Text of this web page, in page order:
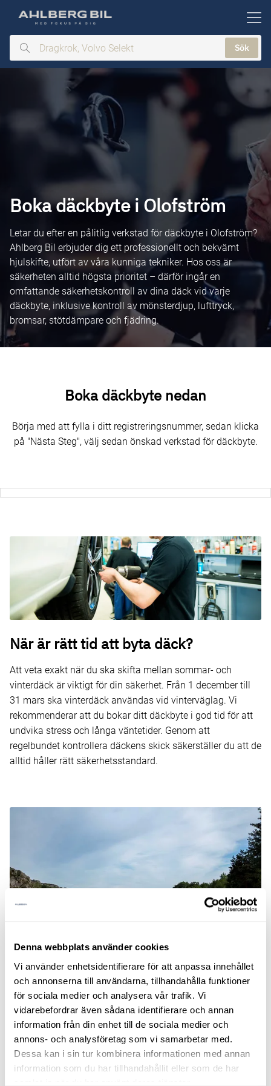
Denna webbplats använder cookies
Vi använder enhetsidentifierare för att anpassa innehållet
och annonserna till användarna, tillhandahålla funktioner
för sociala medier och analysera vår trafik. Vi
vidarebefordrar även sådana identifierare och annan
information från din enhet till de sociala medier och
annons- och analysföretag som vi samarbetar med.
Dessa kan i sin tur kombinera informationen med annan
information som du har tillhandahållit eller som de har
huvudinnehållet
Dragkrok,
Volvo
Sök
Boka däckbyte i Olofström
Letar du efter en pålitlig verkstad för däckbyte i Olofström?
Ahlberg Bil erbjuder dig ett professionellt och bekvämt
hjulskifte, utfört av våra kunniga tekniker. Hos oss är
säkerheten alltid högsta prioritet – därför ingår en
omfattande säkerhetskontroll av dina däck vid varje
däckbyte, inklusive kontroll av mönsterdjup, lufttryck,
bromsar, stötdämpare och fjädring.
Boka däckbyte nedan
Börja med att fylla i ditt registreringsnummer, sedan klicka
på "Nästa Steg", välj sedan önskad verkstad för däckbyte.
När är rätt tid att byta däck?
Att veta exakt när du ska skifta mellan sommar- och
vinterdäck är viktigt för din säkerhet. Från 1 december till
31 mars ska vinterdäck användas vid vinterväglag. Vi
rekommenderar att du bokar ditt däckbyte i god tid för att
undvika stress och långa väntetider. Genom att
regelbundet kontrollera däckens skick säkerställer du att de
alltid håller rätt säkerhetsstandard.
Viktigt om mönsterdjup och lufttryck
Korrekt mönsterdjup och rätt lufttryck är avgörande för
säker körning. Nya vinterdäck har normalt ett mönsterdjup
på 9–10 mm och sommardäck 7–8 mm. Lagkravet är
minst 1,6 mm på sommardäck och 3 mm för vinterdäck.